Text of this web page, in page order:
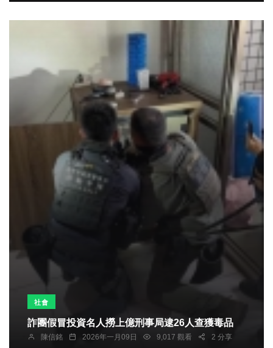
社會
詐團假冒投資名人撈上億刑事局逮26人查獲毒品
陳信銘 2026年一月09日 9,017 觀看 2 分享
社會